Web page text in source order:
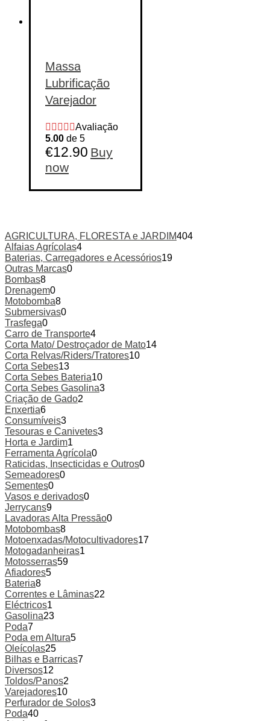
Massa
Lubrificação
Varejador
Avaliação
5.00 de 5
€12.90 Buy
now
AGRICULTURA, FLORESTA e JARDIM404
Alfaias Agrícolas4
Baterias, Carregadores e Acessórios19
Outras Marcas0
Bombas8
Drenagem0
Motobomba8
Submersivas0
Trasfega0
Carro de Transporte4
Corta Mato/ Destroçador de Mato14
Corta Relvas/Riders/Tratores10
Corta Sebes13
Corta Sebes Bateria10
Corta Sebes Gasolina3
Criação de Gado2
Enxertia6
Consumíveis3
Tesouras e Canivetes3
Horta e Jardim1
Ferramenta Agrícola0
Raticidas, Insecticidas e Outros0
Semeadores0
Sementes0
Vasos e derivados0
Jerrycans9
Lavadoras Alta Pressão0
Motobombas8
Motoenxadas/Motocultivadores17
Motogadanheiras1
Motosserras59
Afiadores5
Bateria8
Correntes e Lâminas22
Eléctricos1
Gasolina23
Poda7
Poda em Altura5
Oleícolas25
Bilhas e Barricas7
Diversos12
Toldos/Panos2
Varejadores10
Perfurador de Solos3
Poda40